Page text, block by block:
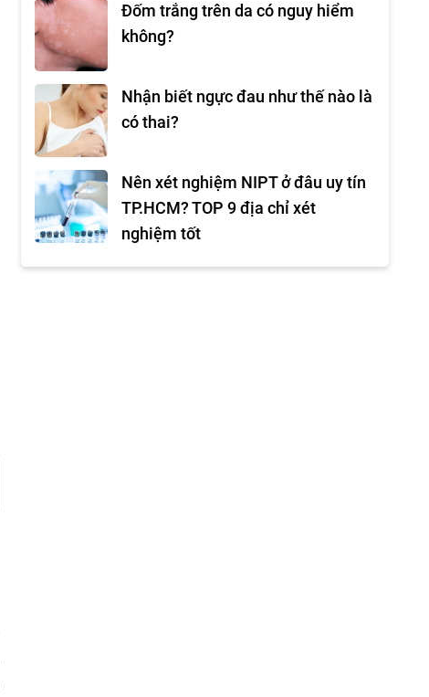
Đốm trắng trên da có nguy hiểm
không?
Nhận biết ngực đau như thế nào là
có thai?
Nên xét nghiệm NIPT ở đâu uy tín
TP.HCM? TOP 9 địa chỉ xét
nghiệm tốt